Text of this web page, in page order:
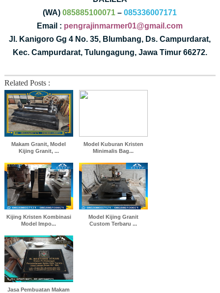
(WA)085885100071 –085336007171
Email : pengrajinmarmer01@gmail.com
Jl. Kanigoro Gg 4 No. 35, Blumbang, Ds. Campurdarat,
Kec. Campurdarat, Tulungagung, Jawa Timur 66272.
Related Posts :
Makam Granit, Model
Kijing Granit, ...
Model Kuburan Kristen
Minimalis Bag...
Kijing Kristen Kombinasi
Model Impo...
Model Kijing Granit
Custom Terbaru ...
Jasa Pembuatan Makam